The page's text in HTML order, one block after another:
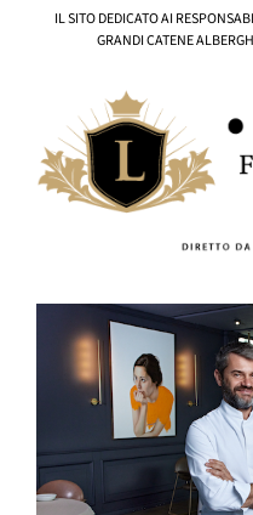
IL SITO DEDICATO AI
GRANDI CATENE
Ingrandisci
immagine